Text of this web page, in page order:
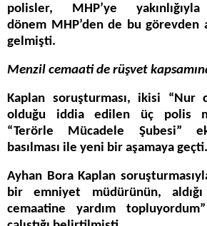
polisler, MHP’ye
dönem MHP’den de bu
gelmişti.
Menzil cemaati de rüşvet
Kaplan soruşturması, ikisi “Nur
olduğu iddia edilen üç polis
“Terörle Mücadele Şubesi”
basılması ile yeni bir aşamaya geçti.
Ayhan Bora Kaplan
bir emniyet müdürünün,
cemaatine yardım